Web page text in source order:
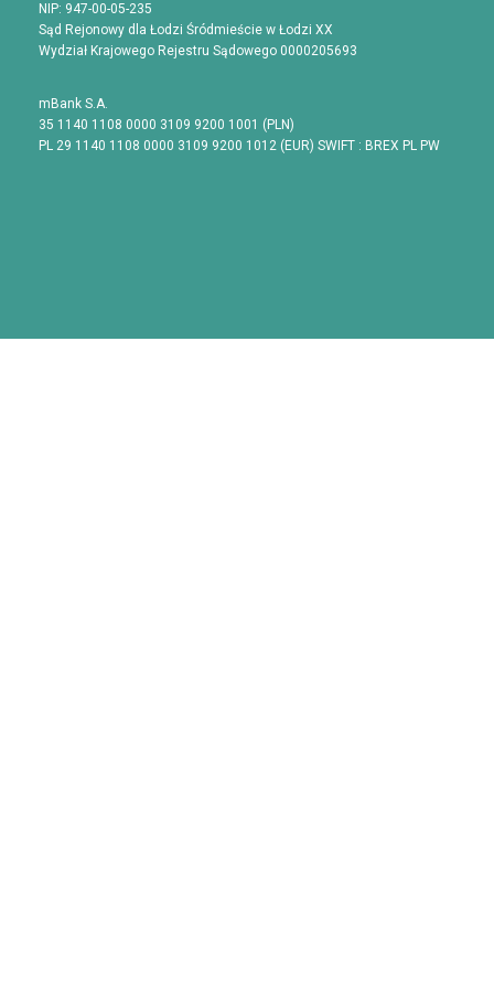
NIP: 947-00-05-235
Sąd Rejonowy dla Łodzi Śródmieście w Łodzi XX
Wydział Krajowego Rejestru Sądowego 0000205693
mBank S.A.
35 1140 1108 0000 3109 9200 1001 (PLN)
PL 29 1140 1108 0000 3109 9200 1012 (EUR) SWIFT : BREX PL PW